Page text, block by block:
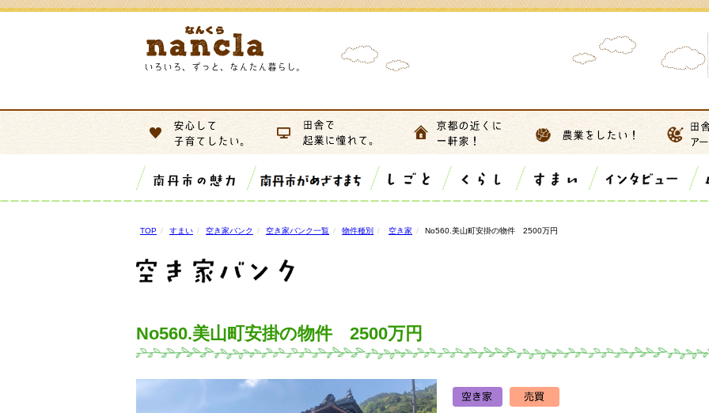
TOP すまい 空き家バンク 空き家バンク一覧 物件種別 空き家 No560.美山町安掛の物件 2500万円
No560.美山町安掛の物件 2500万円